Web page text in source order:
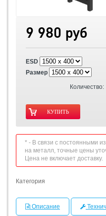
9 980 руб
ESD
Размер
Количество:
* - В связи с постоянными
на металл, точные цены
Цена не включает доставку.
Категория
Описание